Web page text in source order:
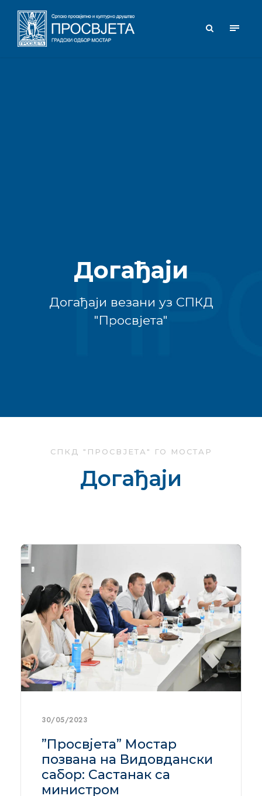
Догађаји
Догађаји везани уз СПКД
"Просвјета"
СПКД "ПРОСВЈЕТА" ГО МОСТАР
Догађаји
30/05/2023
”Просвјета” Мостар
позвана на Видовдански
сабор: Састанак са
министром